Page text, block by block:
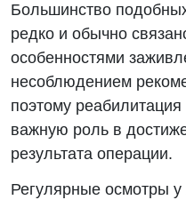
Большинство
редко и обычно
особенностями
несоблюдением
поэтому реабилитация
важную роль в
результата операции.
Регулярные осмотры у